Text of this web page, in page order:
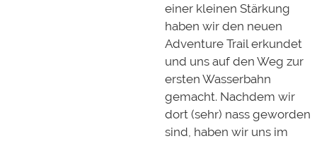
einer kleinen Stärkung
haben wir den neuen
Adventure Trail erkundet
und uns auf den Weg zur
ersten Wasserbahn
gemacht. Nachdem wir
dort (sehr) nass geworden
sind, haben wir uns im